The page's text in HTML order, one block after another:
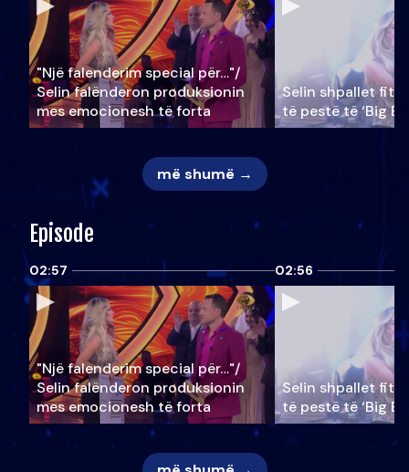
"Një falenderim special për…"/
Selin falënderon produksionin
mes emocionesh të forta
Selin shpallet
të pestë të ‘Big
më shumë →
Episode
02:57
"Një falenderim special për…"/
Selin falënderon produksionin
mes emocionesh të forta
02:56
Selin shpallet
të pestë të ‘Big